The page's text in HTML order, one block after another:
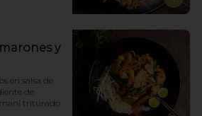
y
en salsa de
de
triturado.